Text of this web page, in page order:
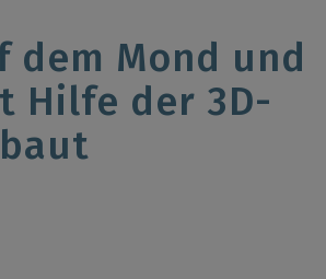
dem Mond und
Hilfe der 3D-